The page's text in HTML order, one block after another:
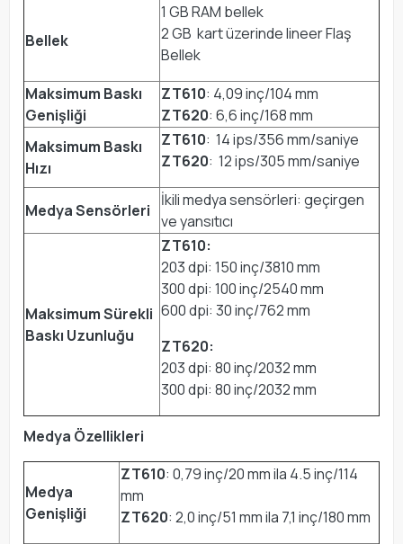
Bellek
1 GB RAM bellek
2 GB kart üzerinde lineer Flaş
Bellek
Maksimum Baskı
Genişliği
ZT610: 4,09 inç/104 mm
ZT620: 6,6 inç/168 mm
Maksimum Baskı
Hızı
ZT610: 14 ips/356 mm/saniye
ZT620: 12 ips/305 mm/saniye
Medya Sensörleri
İkili medya sensörleri: geçirgen
ve yansıtıcı
Maksimum Sürekli
Baskı Uzunluğu
ZT610:
203 dpi: 150 inç/3810 mm
300 dpi: 100 inç/2540 mm
600 dpi: 30 inç/762 mm
ZT620:
203 dpi: 80 inç/2032 mm
300 dpi: 80 inç/2032 mm
Medya Özellikleri
Medya
Genişliği
ZT610: 0,79 inç/20 mm ila 4.5 inç/114
mm
ZT620: 2,0 inç/51 mm ila 7,1 inç/180 mm